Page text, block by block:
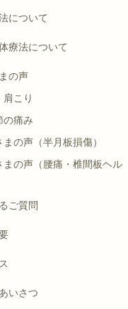
について
療法について
の声
肩こり
の痛み
まの声（半月板損傷）
まの声（腰痛・椎間板ヘル
ご質問
いさつ